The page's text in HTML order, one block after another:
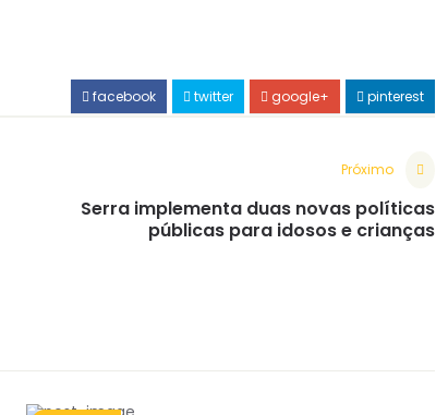
facebook twitter google+ pinterest
Próximo
Serra implementa duas novas políticas
públicas para idosos e crianças